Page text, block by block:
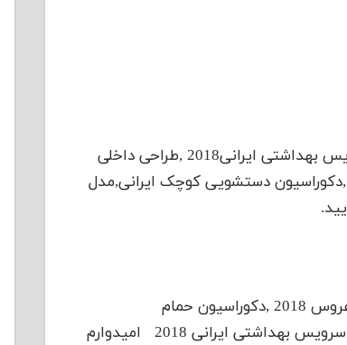
در این مدل طراحی داخلی سرویس بهداشتی طراحی داخلی حمام,طراحی سرویس بهداشتی ایرانی2018 ,طراحی داخلی
سرویس بهداشتی ایرانی,دکوراسیون سرویس بهداشتی کوچک ایرانی2018 ,دکوراسیون دستشویی کوچک ایرانی,مدل
به همراه دکوراسیون حمام,مدل دستشویی ایرانی 2018 ,دیزاین دستشویی عروس 2018 ,دکوراسیون حمام
2017,دکوراسیون حمام 2018 ,دیزاین دستشویی عروس 2018 ,طراحی داخلی سرویس بهداشتی ایرانی 2018 امیدوارم